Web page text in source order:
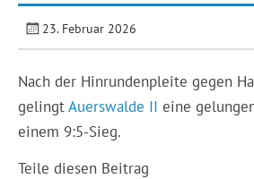
23. Februar 2026
Nach der Hinrundenpleite gegen
gelingtAuerswalde II eine
einem 9:5-Sieg.
Teile diesen Beitrag